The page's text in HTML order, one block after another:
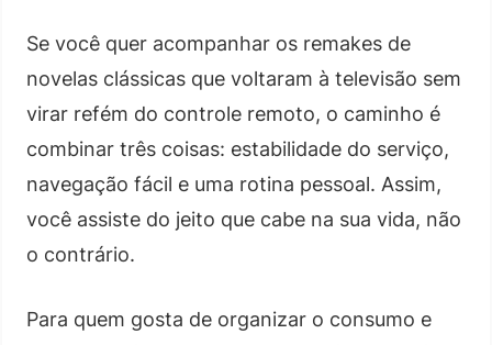
Se você quer acompanhar os remakes de
novelas clássicas que voltaram à televisão sem
virar refém do controle remoto, o caminho é
combinar três coisas: estabilidade do serviço,
navegação fácil e uma rotina pessoal. Assim,
você assiste do jeito que cabe na sua vida, não
o contrário.
Para quem gosta de organizar o consumo e